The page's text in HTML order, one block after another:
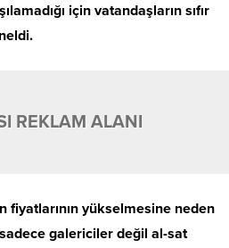
için vatandaşların sıfır
REKLAM ALANI
fiyatlarının yükselmesine neden
sadece galericiler değil al-sat